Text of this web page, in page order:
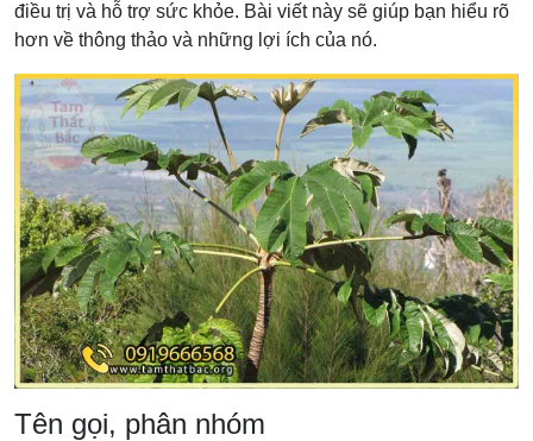
điều trị và hỗ trợ sức khỏe. Bài viết này sẽ giúp bạn hiểu rõ
hơn về thông thảo và những lợi ích của nó.
Tên gọi, phân nhóm